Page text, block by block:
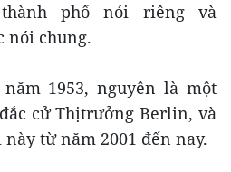
phố nói riêng và
nói chung.
1953, nguyên là một
cử Thịtrưởng Berlin, và
từ năm 2001 đến nay.